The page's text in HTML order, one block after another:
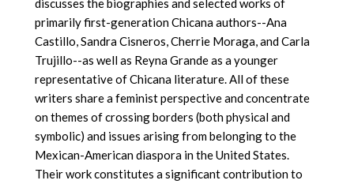
discusses the biographies and selected works of
primarily first-generation Chicana authors--Ana
Castillo, Sandra Cisneros, Cherrie Moraga, and Carla
Trujillo--as well as Reyna Grande as a younger
representative of Chicana literature. All of these
writers share a feminist perspective and concentrate
on themes of crossing borders (both physical and
symbolic) and issues arising from belonging to the
Mexican-American diaspora in the United States.
Their work constitutes a significant contribution to